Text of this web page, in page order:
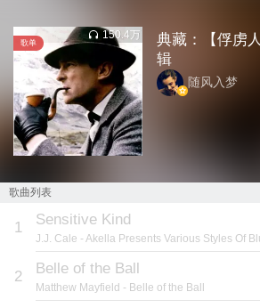
歌单
150.4万
典藏：【俘虏
辑
随风入梦
歌曲列表
1 Sensitive Kind
J.J. Cale - Akella Presents Various Styles Of
2 Belle of the Ball
Matthew Mayfield - Belle of the Ball